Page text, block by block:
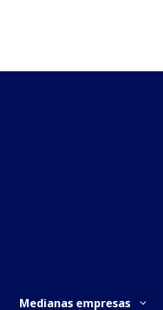
Medianas empresas